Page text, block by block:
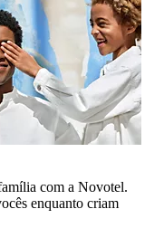
com a Novotel.
enquanto criam